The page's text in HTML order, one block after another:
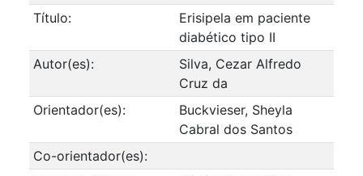
Título:
Erisipela em paciente
diabético tipo II
Autor(es):
Silva, Cezar Alfredo
Cruz da
Orientador(es):
Buckvieser, Sheyla
Cabral dos Santos
Co-orientador(es):